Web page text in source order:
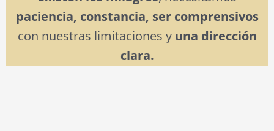
paciencia, constancia, ser comprensivos
con nuestras limitaciones y una dirección
clara.